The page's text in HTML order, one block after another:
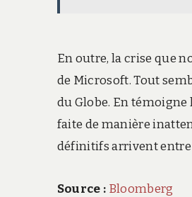
En outre, la crise que
de Microsoft. Tout
du Globe. En
faite de manière
définitifs arrivent entre
Source : Bloomberg